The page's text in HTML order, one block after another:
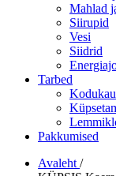
Mahlad
Siirupid
Vesi
Siidrid
Tarbed
Pakkumised
Avaleht /